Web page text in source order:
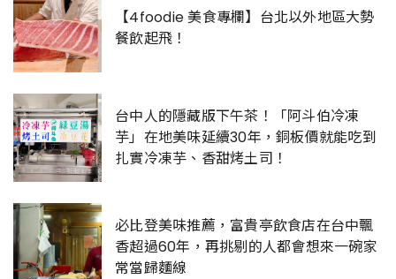
【4foodie 美食專欄】台北以外地區大勢
餐飲起飛！
台中人的隱藏版下午茶！「阿斗伯冷凍
芋」在地美味延續30年，銅板價就能吃到
扎實冷凍芋、香甜烤土司！
必比登美味推薦，富貴亭飲食店在台中飄
香超過60年，再挑剔的人都會想來一碗家
常當歸麵線